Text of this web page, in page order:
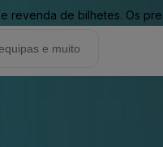
revenda de bilhetes. Os